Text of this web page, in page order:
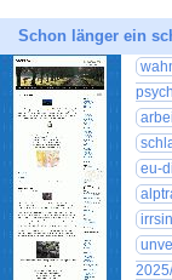
Schon länger ein
eu-